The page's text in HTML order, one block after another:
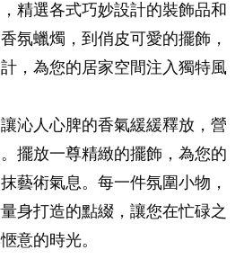
精選各式巧妙設計的裝飾品和
氛蠟燭，到俏皮可愛的擺飾，
，為您的居家空間注入獨特風
沁人心脾的香氣緩緩釋放，營
擺放一尊精緻的擺飾，為您的
藝術氣息。每一件氛圍小物，
身打造的點綴，讓您在忙碌之
意的時光。